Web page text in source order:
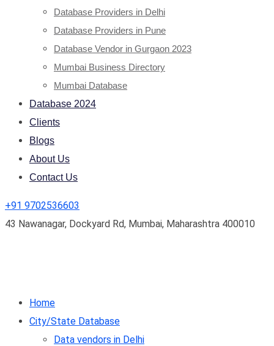
Database Providers in Delhi
Database Providers in Pune
Database Vendor in Gurgaon 2023
Mumbai Business Directory
Mumbai Database
Database 2024
Clients
Blogs
About Us
Contact Us
+91 9702536603
43 Nawanagar, Dockyard Rd, Mumbai, Maharashtra 400010
Home
City/State Database
Data vendors in Delhi